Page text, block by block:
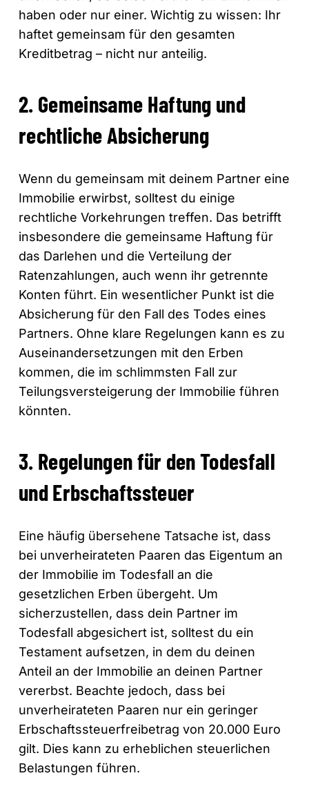
haben oder nur einer. Wichtig zu wissen: Ihr
haftet gemeinsam für den gesamten
Kreditbetrag – nicht nur anteilig.
2. Gemeinsame Haftung und
rechtliche Absicherung
Wenn du gemeinsam mit deinem Partner eine
Immobilie erwirbst, solltest du einige
rechtliche Vorkehrungen treffen. Das betrifft
insbesondere die gemeinsame Haftung für
das Darlehen und die Verteilung der
Ratenzahlungen, auch wenn ihr getrennte
Konten führt. Ein wesentlicher Punkt ist die
Absicherung für den Fall des Todes eines
Partners. Ohne klare Regelungen kann es zu
Auseinandersetzungen mit den Erben
kommen, die im schlimmsten Fall zur
Teilungsversteigerung der Immobilie führen
könnten.
3. Regelungen für den Todesfall
und Erbschaftssteuer
Eine häufig übersehene Tatsache ist, dass
bei unverheirateten Paaren das Eigentum an
der Immobilie im Todesfall an die
gesetzlichen Erben übergeht. Um
sicherzustellen, dass dein Partner im
Todesfall abgesichert ist, solltest du ein
Testament aufsetzen, in dem du deinen
Anteil an der Immobilie an deinen Partner
vererbst. Beachte jedoch, dass bei
unverheirateten Paaren nur ein geringer
Erbschaftssteuerfreibetrag von 20.000 Euro
gilt. Dies kann zu erheblichen steuerlichen
Belastungen führen.